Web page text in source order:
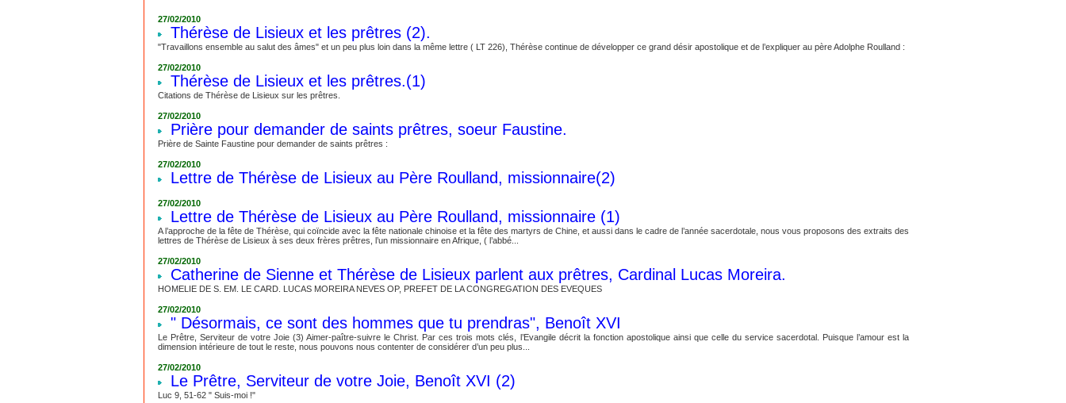
27/02/2010
Thérèse de Lisieux et les prêtres (2).
"Travaillons ensemble au salut des âmes" et un peu plus loin dans la même lettre ( LT 226), Thérèse continue de développer ce grand désir apostolique et de l’expliquer au père Adolphe Roulland :
27/02/2010
Thérèse de Lisieux et les prêtres.(1)
Citations de Thérèse de Lisieux sur les prêtres.
27/02/2010
Prière pour demander de saints prêtres, soeur Faustine.
Prière de Sainte Faustine pour demander de saints prêtres :
27/02/2010
Lettre de Thérèse de Lisieux au Père Roulland, missionnaire(2)
27/02/2010
Lettre de Thérèse de Lisieux au Père Roulland, missionnaire (1)
A l’approche de la fête de Thérèse, qui coïncide avec la fête nationale chinoise et la fête des martyrs de Chine, et aussi dans le cadre de l’année sacerdotale, nous vous proposons des extraits des
lettres de Thérèse de Lisieux à ses deux frères prêtres, l’un missionnaire en Afrique, ( l’abbé...
27/02/2010
Catherine de Sienne et Thérèse de Lisieux parlent aux prêtres, Cardinal Lucas Moreira.
HOMELIE DE S. EM. LE CARD. LUCAS MOREIRA NEVES OP, PREFET DE LA CONGREGATION DES EVEQUES
27/02/2010
" Désormais, ce sont des hommes que tu prendras", Benoît XVI
Le Prêtre, Serviteur de votre Joie (3) Aimer-paître-suivre le Christ. Par ces trois mots clés, l’Evangile décrit la fonction apostolique ainsi que celle du service sacerdotal. Puisque l’amour est la
dimension intérieure de tout le reste, nous pouvons nous contenter de considérer d’un peu plus...
27/02/2010
Le Prêtre, Serviteur de votre Joie, Benoît XVI (2)
Luc 9, 51-62 " Suis-moi !"